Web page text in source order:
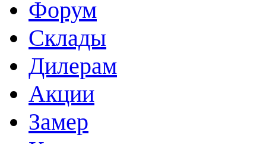
Форум
Склады
Дилерам
Акции
Замер